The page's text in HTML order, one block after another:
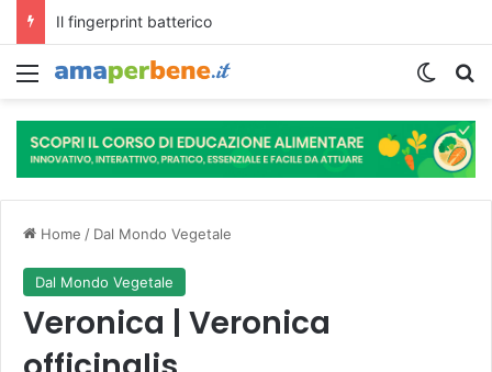
Menu
Home / Dal Mondo Vegetale
Dal Mondo Vegetale
Veronica | Veronica